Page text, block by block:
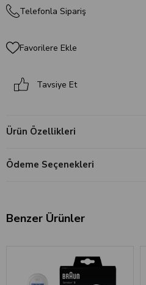
Telefonla Sipariş
Favorilere Ekle
Tavsiye Et
Ürün Özellikleri
Ödeme Seçenekleri
Benzer Ürünler